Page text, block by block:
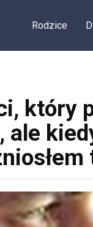
Rodzice
który